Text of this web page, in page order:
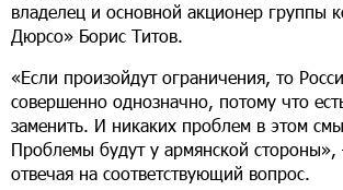
владелец и основной акционер группы
Дюрсо» Борис Титов.
«Если произойдут ограничения, то
совершенно однозначно, потому что
заменить. И никаких проблем в этом
Проблемы будут у армянской
отвечая на соответствующий вопрос.